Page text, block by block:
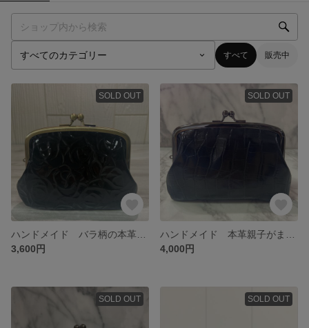
すべて 販売中
SOLD OUT
3,600円
SOLD OUT
4,000円
SOLD OUT SOLD OUT